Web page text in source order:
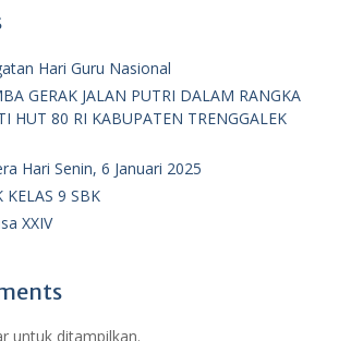
Hari Guru Nasional
GERAK JALAN PUTRI DALAM RANGKA
HUT 80 RI KABUPATEN TRENGGALEK
Hari Senin, 6 Januari 2025
KELAS 9 SBK
XXIV
untuk ditampilkan.